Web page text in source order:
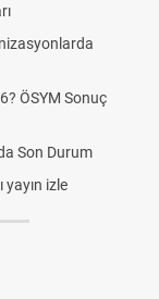
ÖSYM Sonuç
Son Durum
izle